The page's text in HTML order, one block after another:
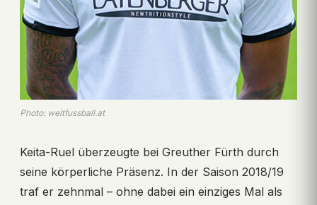
Photo: weltfussball.at
Keita-Ruel überzeugte bei Greuther Fürth durch
seine körperliche Präsenz. In der Saison 2018/19
traf er zehnmal – ohne dabei ein einziges Mal als